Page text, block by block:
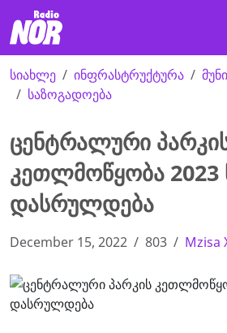
სიახლე ინფრასტრუქტურა
საზოგადოება
ცენტრალური
კეთლმოწყობა
დასრულდება
December 15, 2022 803 Mzisa